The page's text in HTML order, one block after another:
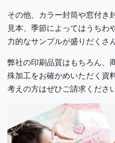
その他、カラー封筒や窓付き
見本、季節によってはうちわ
力的なサンプルが盛りだくさん
弊社の印刷品質はもちろん、
殊加工をお確かめいただく資
考えの方はぜひご請求ください